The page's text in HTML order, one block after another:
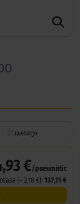
Etiquetatge
€/pneumàtic
(+ 2,18 €): 137,11 €